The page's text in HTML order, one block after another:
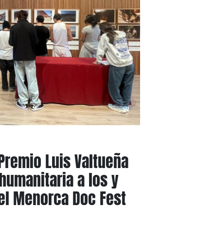
Luis Valtueña
a los y
Menorca Doc Fest